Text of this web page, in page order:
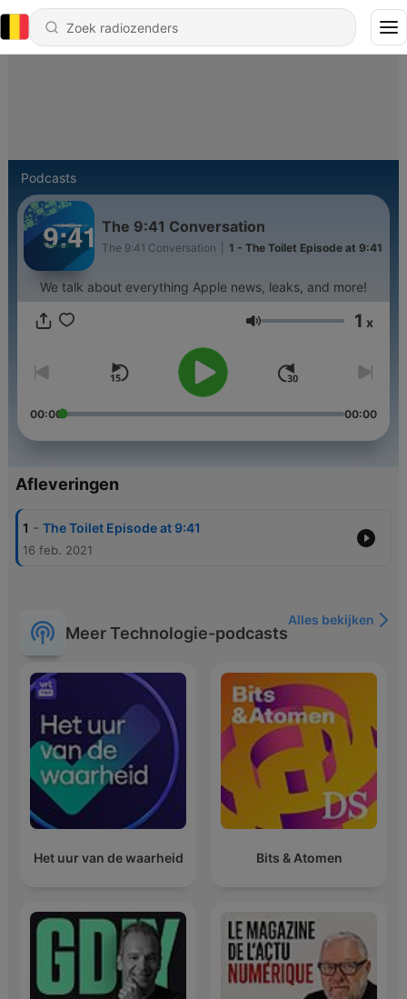
Podcasts
The 9:41 Conversation
The 9:41 Conversation 1 - The Toilet Episode at 9:41
We talk about everything Apple news, leaks, and more!
Volume 1 x
00:00 00:00
Afleveringen
1 - The Toilet Episode at 9:41
16 feb. 2021
Meer Technologie-podcasts
Alles bekijken
Het uur van de waarheid Bits & Atomen